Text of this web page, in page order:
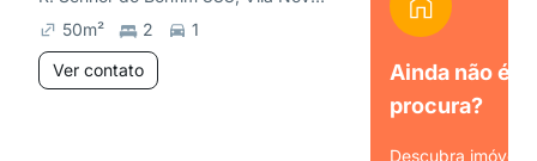
50m² 2
1
Ver contato
Ainda não é
procura?
Descubra imóveis